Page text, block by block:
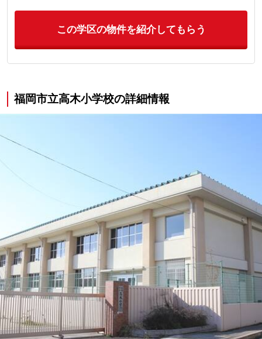
この学区の物件を紹介してもらう
福岡市立高木小学校の詳細情報